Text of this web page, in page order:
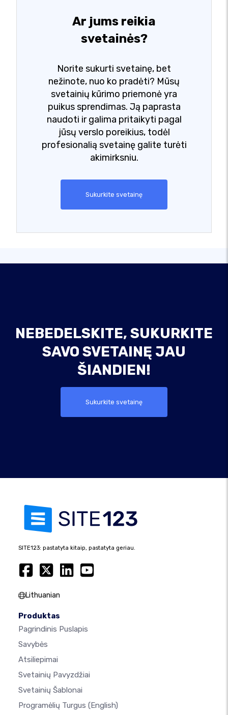
Ar jums reikia
svetainės?
Norite sukurti svetainę, bet
nežinote, nuo ko pradėti? Mūsų
svetainių kūrimo priemonė yra
puikus sprendimas. Ją paprasta
naudoti ir galima pritaikyti pagal
jūsų verslo poreikius, todėl
profesionalią svetainę galite turėti
akimirksniu.
Sukurkite svetainę
NEBEDELSKITE, SUKURKITE
SAVO SVETAINĘ JAU
ŠIANDIEN!
Sukurkite svetainę
SITE123: pastatyta kitaip, pastatyta geriau.
Lithuanian
Produktas
Pagrindinis Puslapis
Savybės
Atsiliepimai
Svetainių Pavyzdžiai
Svetainių Šablonai
Programėlių Turgus (English)